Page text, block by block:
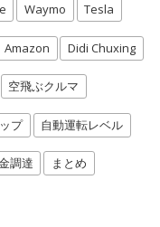
Waymo Tesla
Amazon Didi Chuxing
空飛ぶクルマ
プ 自動運転レベル
調達 まとめ